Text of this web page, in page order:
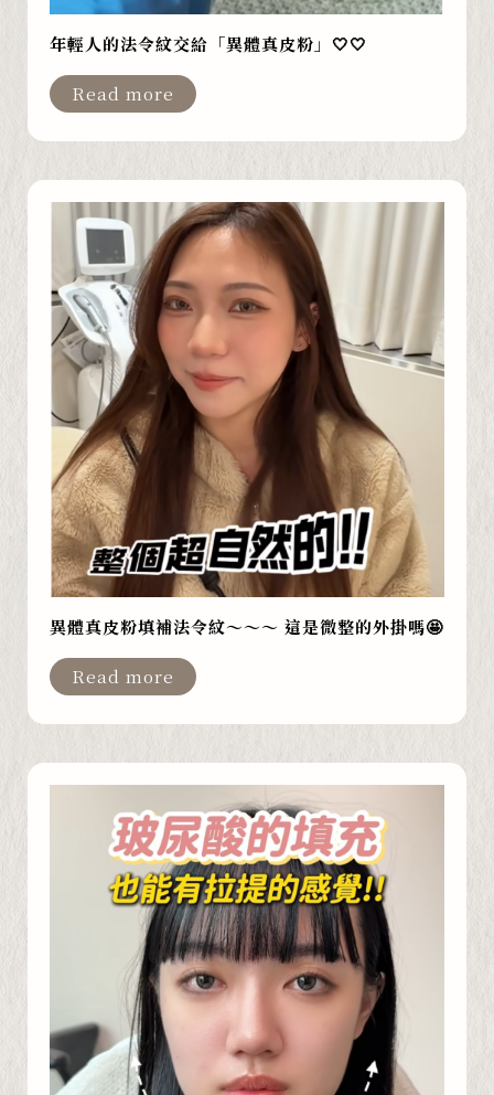
年輕人的法令紋交給「異體真皮粉」🤍🤍
Read more
異體真皮粉填補法令紋～～～ 這是微整的外掛嗎🤩
Read more